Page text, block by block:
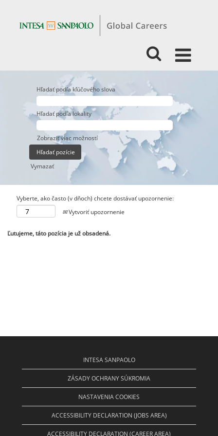
Hľadať podľa kľúčového slova
Hľadať podľa lokality
Zobraziť viac možností
Vymazať
Vyberte, ako často (v dňoch) chcete dostávať upozornenie:
Vytvoriť upozornenie
Ľutujeme, táto pozícia je už obsadená.
INTESA SANPAOLO
ZÁSADY OCHRANY SÚKROMIA
NASTAVENIA COOKIES
ACCESSIBILITY DECLARATION (JOBS AREA)
ACCESSIBILITY DECLARATION (CAREER AREA)